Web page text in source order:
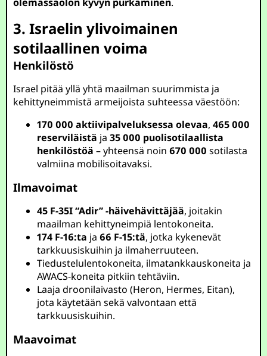
3. Israelin ylivoimainen
sotilaallinen voima
Henkilöstö
Israel pitää yllä yhtä maailman suurimmista ja
kehittyneimmistä armeijoista suhteessa väestöön:
170 000 aktiivipalveluksessa olevaa,465 000
reserviläistä ja35 000 puolisotilaallista
henkilöstöä – yhteensä noin670 000 sotilasta
valmiina mobilisoitavaksi.
Ilmavoimat
45 F-35I “Adir” -häivehävittäjää, joitakin
maailman kehittyneimpiä lentokoneita.
174 F-16:ta ja66 F-15:tä, jotka kykenevät
tarkkuusiskuihin ja ilmaherruuteen.
Tiedustelulentokoneita, ilmatankkauskoneita ja
AWACS-koneita pitkiin tehtäviin.
Laaja droonilaivasto (Heron, Hermes, Eitan),
jota käytetään sekä valvontaan että
tarkkuusiskuihin.
Maavoimat